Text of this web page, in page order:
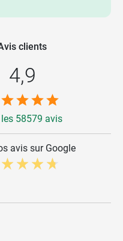
clients
4,9
58579 avis
avis sur Google